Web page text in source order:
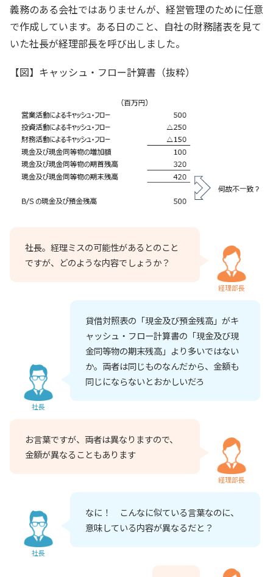
義務のある会社ではありませんが、経営管理のために任意
で作成しています。ある日のこと、自社の財務諸表を見て
いた社長が経理部長を呼び出しました。
【図】キャッシュ・フロー計算書（抜粋）
社長。経理ミスの可能性があるとのこと
ですが、どのような内容でしょうか？
経理部長
社長
貸借対照表の「現金及び預金残高」がキ
ャッシュ・フロー計算書の「現金及び現
金同等物の期末残高」より多いではない
か。両者は同じものなんだから、金額も
同じにならないとおかしいだろ
お言葉ですが、両者は異なりますので、
金額が異なることもあります
経理部長
社長
なに！ こんなに似ている言葉なのに、
意味している内容が異なるだと？